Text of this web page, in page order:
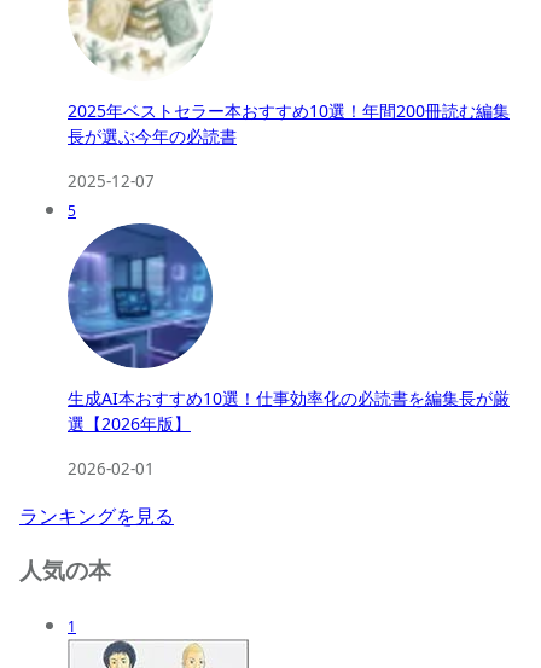
2025年ベストセラー本おすすめ10選！年間200冊読む編集
長が選ぶ今年の必読書
2025-12-07
5
生成AI本おすすめ10選！仕事効率化の必読書を編集長が厳
選【2026年版】
2026-02-01
ランキングを見る
人気の本
1